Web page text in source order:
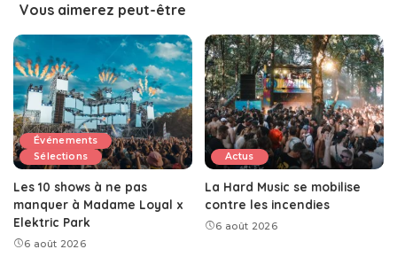
Vous aimerez peut-être
Événements
Sélections
Les 10 shows à ne pas
manquer à Madame Loyal x
Elektric Park
6 août 2026
Actus
La Hard Music se mobilise
contre les incendies
6 août 2026